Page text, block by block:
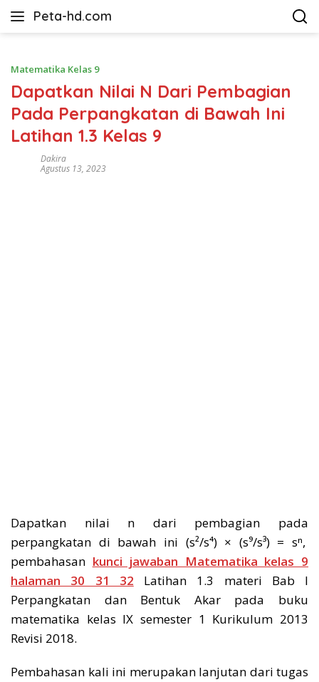
Peta-hd.com
Kumpulan
HD
Matematika Kelas 9
Dapatkan Nilai N Dari Pembagian
Pada Perpangkatan di Bawah Ini
Latihan 1.3 Kelas 9
Dakira
Agustus 13, 2023
Dapatkan nilai n dari pembagian pada
perpangkatan di bawah ini (s²/s⁴) × (s⁹/s³) = sⁿ,
pembahasan kunci jawaban Matematika kelas 9
halaman 30 31 32 Latihan 1.3 materi Bab I
Perpangkatan dan Bentuk Akar pada buku
matematika kelas IX semester 1 Kurikulum 2013
Revisi 2018.
Pembahasan kali ini merupakan lanjutan dari tugas